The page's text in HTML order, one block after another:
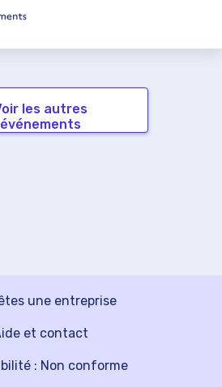
les autres
événements
une entreprise
et contact
: Non conforme